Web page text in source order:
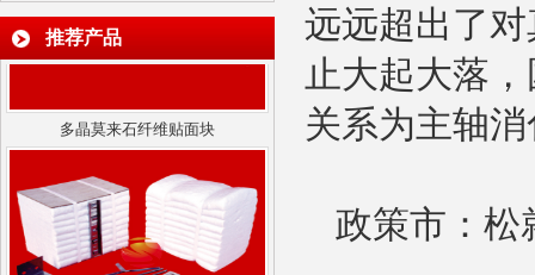
推荐产品
远远超出了
止大起大落
关系为主轴
政策市：松